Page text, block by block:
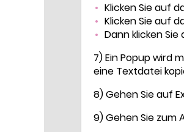
Klicken Sie auf
Klicken Sie auf
Dann klicken Sie
7) Ein Popup wird
eine Textdatei
8) Gehen Sie auf
9) Gehen Sie zum